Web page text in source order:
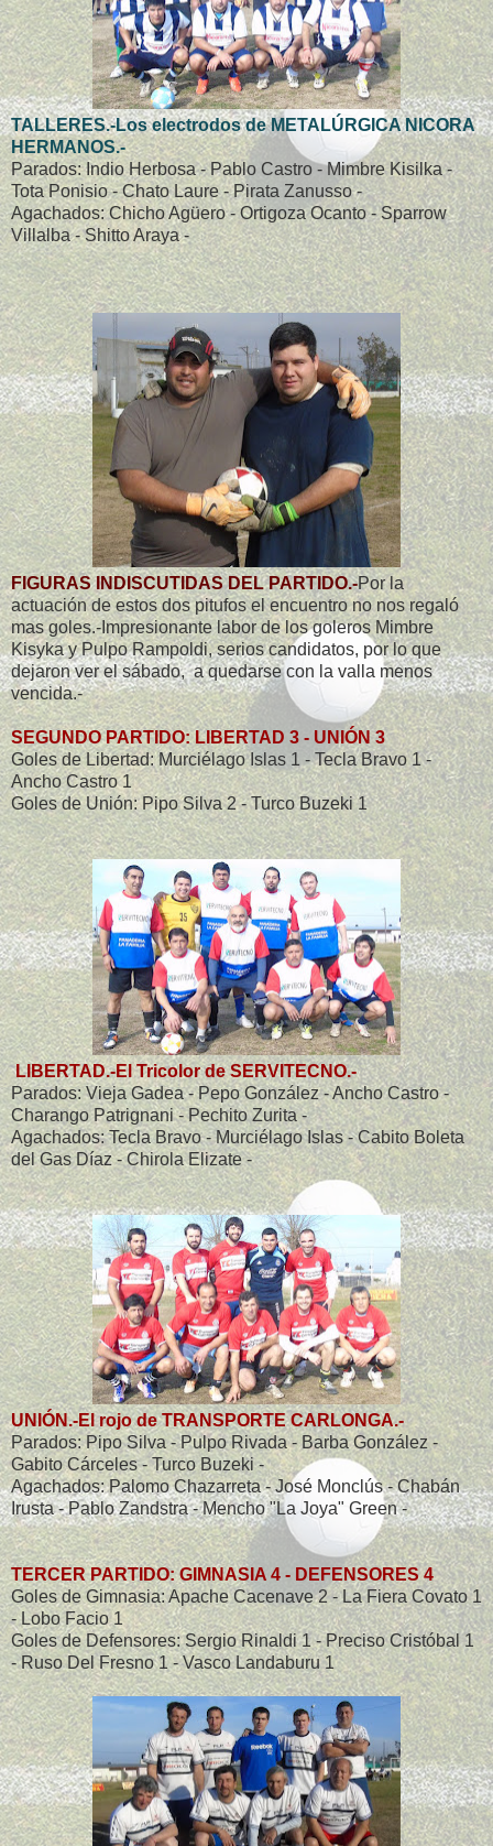
TALLERES.-Los electrodos de METALÚRGICA NICORA
HERMANOS.-
Parados: Indio Herbosa - Pablo Castro - Mimbre Kisilka -
Tota Ponisio - Chato Laure - Pirata Zanusso -
Agachados: Chicho Agüero - Ortigoza Ocanto - Sparrow
Villalba - Shitto Araya -
FIGURAS INDISCUTIDAS DEL PARTIDO.-Por la
actuación de estos dos pitufos el encuentro no nos regaló
mas goles.-Impresionante labor de los goleros Mimbre
Kisyka y Pulpo Rampoldi, serios candidatos, por lo que
dejaron ver el sábado, a quedarse con la valla menos
vencida.-
SEGUNDO PARTIDO: LIBERTAD 3 - UNIÓN 3
Goles de Libertad: Murciélago Islas 1 - Tecla Bravo 1 -
Ancho Castro 1
Goles de Unión: Pipo Silva 2 - Turco Buzeki 1
LIBERTAD.-El Tricolor de SERVITECNO.-
Parados: Vieja Gadea - Pepo González - Ancho Castro -
Charango Patrignani - Pechito Zurita -
Agachados: Tecla Bravo - Murciélago Islas - Cabito Boleta
del Gas Díaz - Chirola Elizate -
UNIÓN.-El rojo de TRANSPORTE CARLONGA.-
Parados: Pipo Silva - Pulpo Rivada - Barba González -
Gabito Cárceles - Turco Buzeki -
Agachados: Palomo Chazarreta - José Monclús - Chabán
Irusta - Pablo Zandstra - Mencho "La Joya" Green -
TERCER PARTIDO: GIMNASIA 4 - DEFENSORES 4
Goles de Gimnasia: Apache Cacenave 2 - La Fiera Covato 1
- Lobo Facio 1
Goles de Defensores: Sergio Rinaldi 1 - Preciso Cristóbal 1
- Ruso Del Fresno 1 - Vasco Landaburu 1